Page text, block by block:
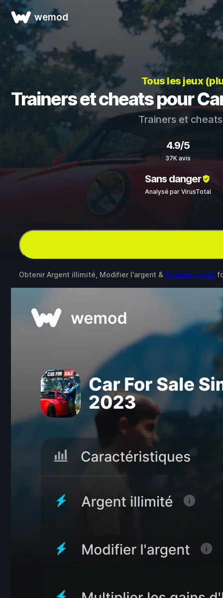
wemod
Tous les jeux
Trainers et cheats pour
Trainers et
4.9/5
37K avis
Sans danger
Analysé par VirusTotal
Obtenir Argent illimité, Modifier l'argent & 6 autres mods